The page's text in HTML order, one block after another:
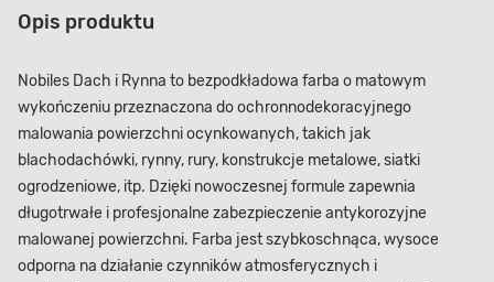
Opis produktu
Nobiles Dach i Rynna to bezpodkładowa farba o matowym
wykończeniu przeznaczona do ochronnodekoracyjnego
malowania powierzchni ocynkowanych, takich jak
blachodachówki, rynny, rury, konstrukcje metalowe, siatki
ogrodzeniowe, itp. Dzięki nowoczesnej formule zapewnia
długotrwałe i profesjonalne zabezpieczenie antykorozyjne
malowanej powierzchni. Farba jest szybkoschnąca, wysoce
odporna na działanie czynników atmosferycznych i